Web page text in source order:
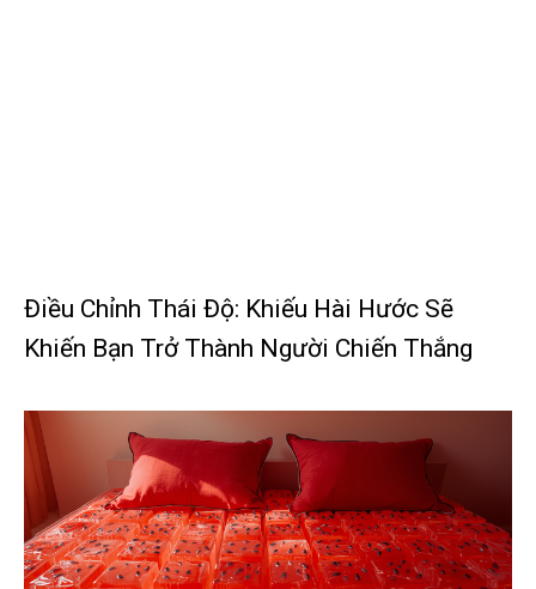
Điều Chỉnh Thái Độ: Khiếu Hài Hước Sẽ
Khiến Bạn Trở Thành Người Chiến Thắng